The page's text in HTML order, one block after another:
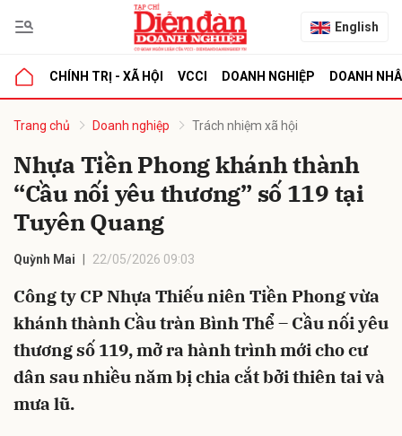
English
CHÍNH TRỊ - XÃ HỘI VCCI DOANH NGHIỆP DOANH
Trang chủ Doanh nghiệp Trách nhiệm xã hội
Nhựa Tiền Phong khánh thành
“Cầu nối yêu thương” số 119 tại
Tuyên Quang
Quỳnh Mai 22/05/2026 09:03
Công ty CP Nhựa Thiếu niên Tiền Phong vừa
khánh thành Cầu tràn Bình Thể – Cầu nối yêu
thương số 119, mở ra hành trình mới cho cư
dân sau nhiều năm bị chia cắt bởi thiên tai và
mưa lũ.
luận
Hủy